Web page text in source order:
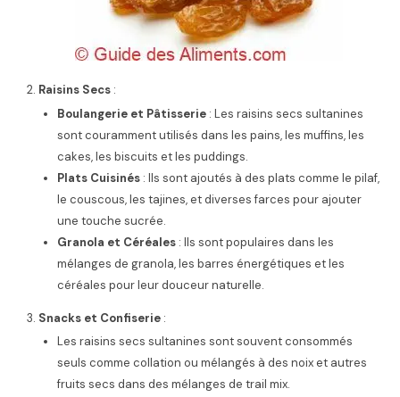
Raisins Secs :
Boulangerie et Pâtisserie : Les raisins secs sultanines
sont couramment utilisés dans les pains, les muffins, les
cakes, les biscuits et les puddings.
Plats Cuisinés : Ils sont ajoutés à des plats comme le pilaf,
le couscous, les tajines, et diverses farces pour ajouter
une touche sucrée.
Granola et Céréales : Ils sont populaires dans les
mélanges de granola, les barres énergétiques et les
céréales pour leur douceur naturelle.
Snacks et Confiserie :
Les raisins secs sultanines sont souvent consommés
seuls comme collation ou mélangés à des noix et autres
fruits secs dans des mélanges de trail mix.